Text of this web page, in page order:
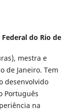
do Rio de
mestra e
de Janeiro. Tem
desenvolvido
Português
na